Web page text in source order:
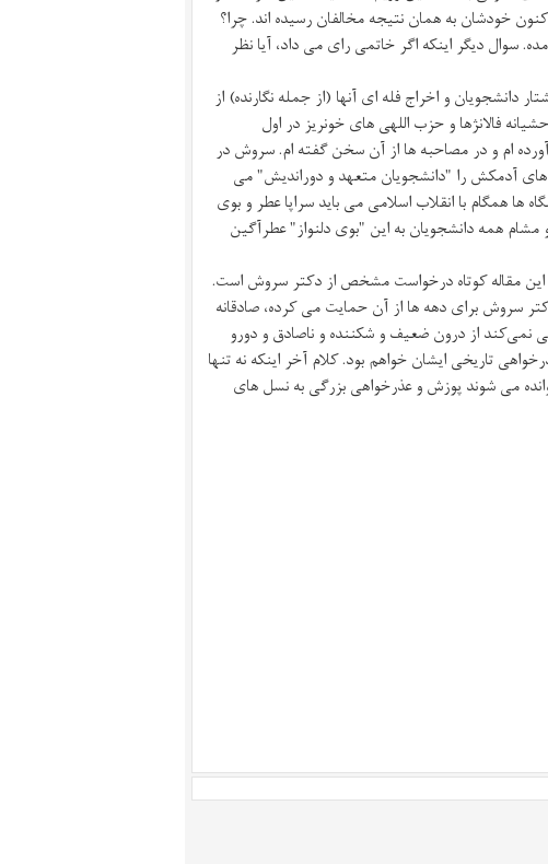
خودشان به همان نتیجه مخالفان رسیده اند. چرا؟
سوال دیگر اینکه اگر خاتمی رای می داد، آیا نظر
دانشجویان و اخراج فله ای آنها (از جمله نگارنده) از
فالانژها و حزب اللهی های خونریز در اول
درآورده ام و در مصاحبه ها از آن سخن گفته ام. سروش در
آدمکش را "دانشجویان متعهد و دوراندیش" می
همگام با انقلاب اسلامی می باید سراپا عطر و بوی
همه دانشجویان به این "بوی دلنواز" عطرآگین
این مقاله کوتاه درخواست مشخص از دکتر سروش است.
سروش برای دهه ها از آن حمایت می کرده، صادقانه
نمی‌کند از درون ضعیف و شکننده و ناصادق و دورو
تاریخی ایشان خواهم بود. کلام آخر اینکه نه تنها
آنهایی که توسط نسل جوان "۵٧ ی ها" خوانده می شوند پوزش و عذرخواهی بزرگی به نسل های